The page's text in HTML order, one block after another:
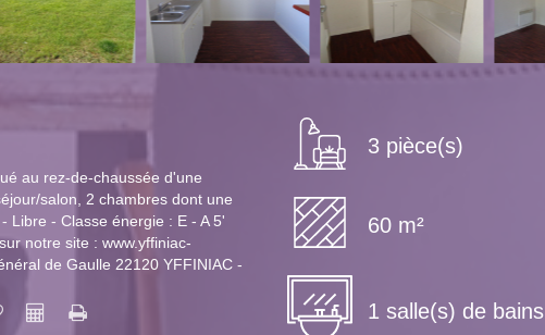
au rez-de-chaussée d'une
salon, 2 chambres dont une
Libre - Classe énergie : E - A 5'
notre site : www.yffiniac-
de Gaulle 22120 YFFINIAC -
3 pièce(s)
60 m²
1 salle(s) de bains